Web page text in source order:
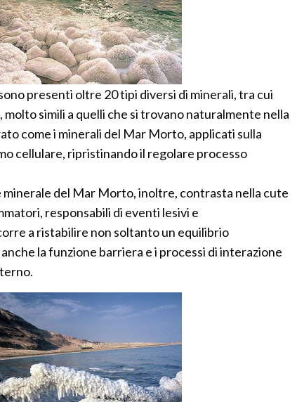
presenti oltre 20 tipi diversi di minerali, tra cui
molto simili a quelli che si trovano naturalmente nella
come i minerali del Mar Morto, applicati sulla
cellulare, ripristinando il regolare processo
minerale del Mar Morto, inoltre, contrasta nella cute
responsabili di eventi lesivi e
a ristabilire non soltanto un equilibrio
la funzione barriera e i processi di interazione